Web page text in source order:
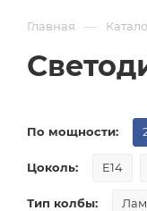
Главная —
По мощности:
Цоколь: E14
Тип колбы: